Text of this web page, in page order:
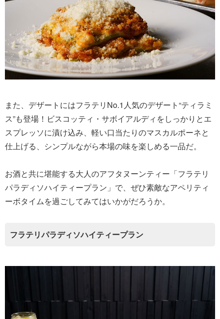
また、デザートにはフラテリNo.1人気のデザート“ティラミ
ス”も登場！ビスコッティ・サボイアルディをしっかりとエ
スプレッソに漬け込み、軽い口当たりのマスカルポーネと
仕上げる、シンプルながら本場の味を楽しめる⼀品だ。
お酒と共に堪能する大人のアフタヌーンティー「フラテリ
パラディソハイティープラン」で、ぜひ素敵なアペリティ
ーボタイムを過ごしてみてはいかがだろうか。
フラテリパラディソハイティープラン